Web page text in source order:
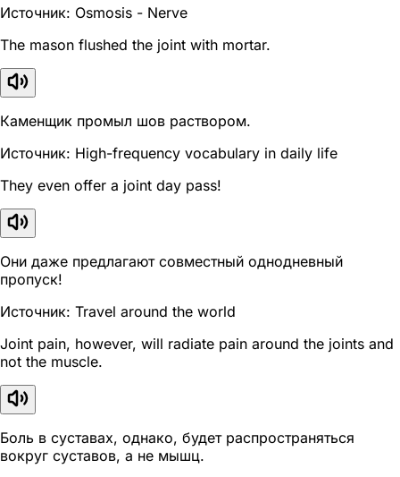
Источник: Osmosis - Nerve
The mason flushed the joint with mortar.
Каменщик промыл шов раствором.
Источник: High-frequency vocabulary in daily life
They even offer a joint day pass!
Они даже предлагают совместный однодневный
пропуск!
Источник: Travel around the world
Joint pain, however, will radiate pain around the joints and
not the muscle.
Боль в суставах, однако, будет распространяться
вокруг суставов, а не мышц.